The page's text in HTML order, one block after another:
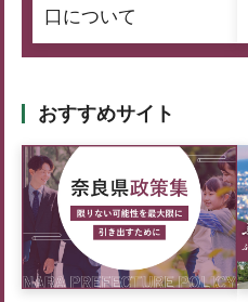
口について
おすすめサイト